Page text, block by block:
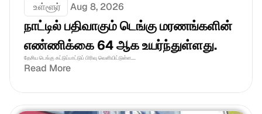
உள்ளூர் Aug 8, 2026
நாட்டில் பதிவாகும் டெங்கு மரணங்களின்
எண்ணிக்கை 64 ஆக உயர்ந்துள்ளது.
தேசிய டெங்கு கட்டுப்பாட்டுப் பிரிவு வெளியிட்டுள்ள....
Read More